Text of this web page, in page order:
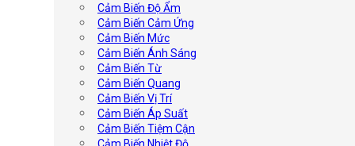
Cảm Biến Độ Ẩm
Cảm Biến Cảm Ứng
Cảm Biến Mức
Cảm Biến Ánh Sáng
Cảm Biến Từ
Cảm Biến Quang
Cảm Biến Vị Trí
Cảm Biến Áp Suất
Cảm Biến Tiệm Cận